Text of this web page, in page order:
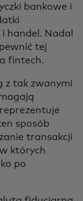
bankowe i
handel. Nadal
tej
fintech.
z tak zwanymi
sposób
transakcji
których
po